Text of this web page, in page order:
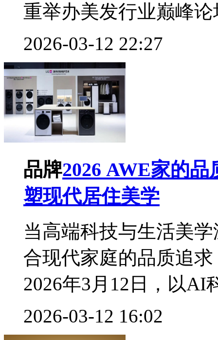
重举办美发行业巅峰
2026-03-12 22:27
品牌2026 AWE家的
塑现代居住美学
当高端科技与生活美
合现代家庭的品质追
2026年3月12日，以AI
2026-03-12 16:02